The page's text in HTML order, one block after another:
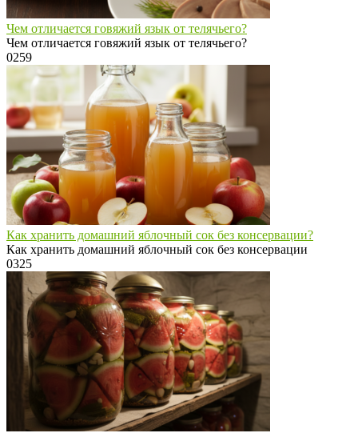
Чем отличается говяжий язык от телячьего?
Чем отличается говяжий язык от телячьего?
0259
Как хранить домашний яблочный сок без консервации?
Как хранить домашний яблочный сок без консервации
0325